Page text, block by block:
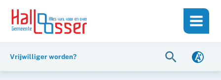
inhoud
naar
Vrijwilliger worden? Zoeken